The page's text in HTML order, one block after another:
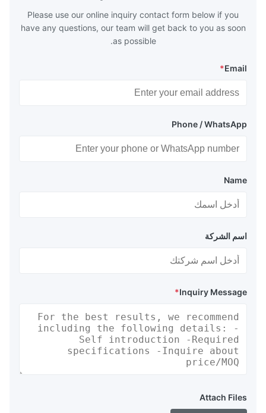
Please use our online inquiry contact form below if you
have any questions, our team will get back to you as soon
as possible.
Email
*
Phone / WhatsApp
Name
اسم الشركة
Inquiry Message
*
Attach Files